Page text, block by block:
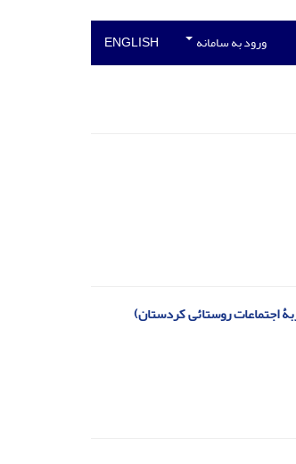
ورود به سامانه ENGLISH
اجتماعات روستائی کردستان)